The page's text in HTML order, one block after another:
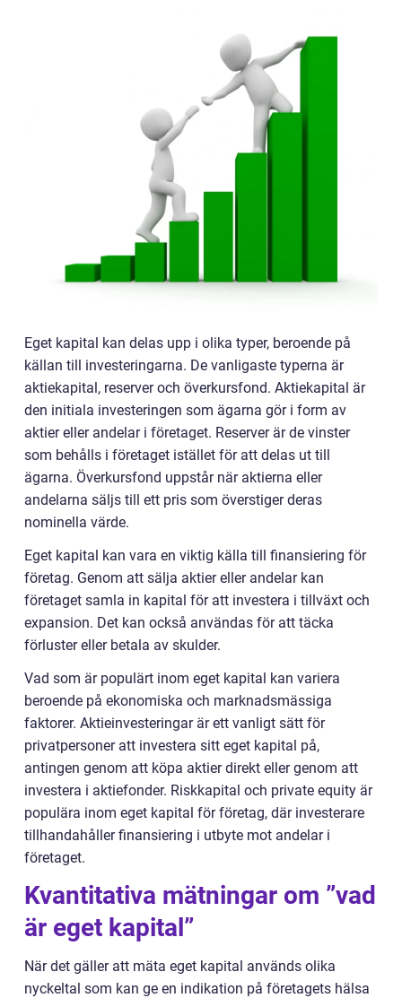
Eget kapital kan delas upp i olika typer, beroende på
källan till investeringarna. De vanligaste typerna är
aktiekapital, reserver och överkursfond. Aktiekapital är
den initiala investeringen som ägarna gör i form av
aktier eller andelar i företaget. Reserver är de vinster
som behålls i företaget istället för att delas ut till
ägarna. Överkursfond uppstår när aktierna eller
andelarna säljs till ett pris som överstiger deras
nominella värde.
Eget kapital kan vara en viktig källa till finansiering för
företag. Genom att sälja aktier eller andelar kan
företaget samla in kapital för att investera i tillväxt och
expansion. Det kan också användas för att täcka
förluster eller betala av skulder.
Vad som är populärt inom eget kapital kan variera
beroende på ekonomiska och marknadsmässiga
faktorer. Aktieinvesteringar är ett vanligt sätt för
privatpersoner att investera sitt eget kapital på,
antingen genom att köpa aktier direkt eller genom att
investera i aktiefonder. Riskkapital och private equity är
populära inom eget kapital för företag, där investerare
tillhandahåller finansiering i utbyte mot andelar i
företaget.
Kvantitativa mätningar om ”vad
är eget kapital”
När det gäller att mäta eget kapital används olika
nyckeltal som kan ge en indikation på företagets hälsa